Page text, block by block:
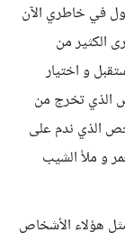
في خاطري الآن
الكثير من
و اختيار
الذي تخرج من
الذي ندم على
و ملأ الشيب
هؤلاء الأشخاص